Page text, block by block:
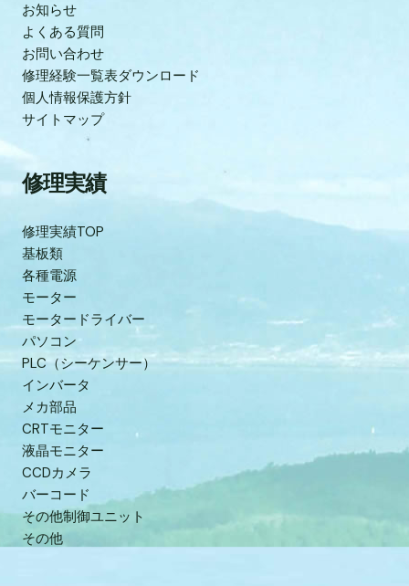
お知らせ
よくある質問
お問い合わせ
修理経験一覧表ダウンロード
個人情報保護方針
サイトマップ
修理実績
修理実績TOP
基板類
各種電源
モーター
モータードライバー
パソコン
PLC（シーケンサー）
インバータ
メカ部品
CRTモニター
液晶モニター
CCDカメラ
バーコード
その他制御ユニット
その他